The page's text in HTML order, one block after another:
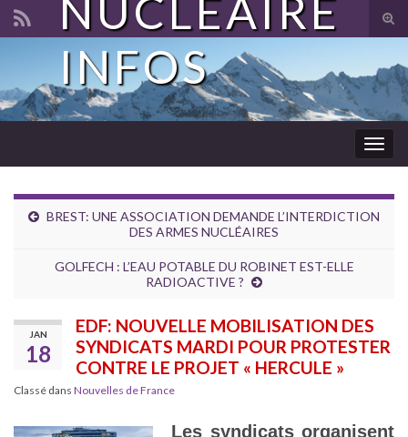
Search for:
NUCLÉAIRE
INFOS
BREST: UNE ASSOCIATION DEMANDE L’INTERDICTION
DES ARMES NUCLÉAIRES
GOLFECH : L’EAU POTABLE DU ROBINET EST-ELLE
RADIOACTIVE ?
JAN
18
EDF: NOUVELLE MOBILISATION DES
SYNDICATS MARDI POUR PROTESTER
CONTRE LE PROJET « HERCULE »
Classé dans Nouvelles de France
Les syndicats organisent